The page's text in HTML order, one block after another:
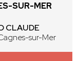
SUR-MER
CLAUDE
sur-Mer